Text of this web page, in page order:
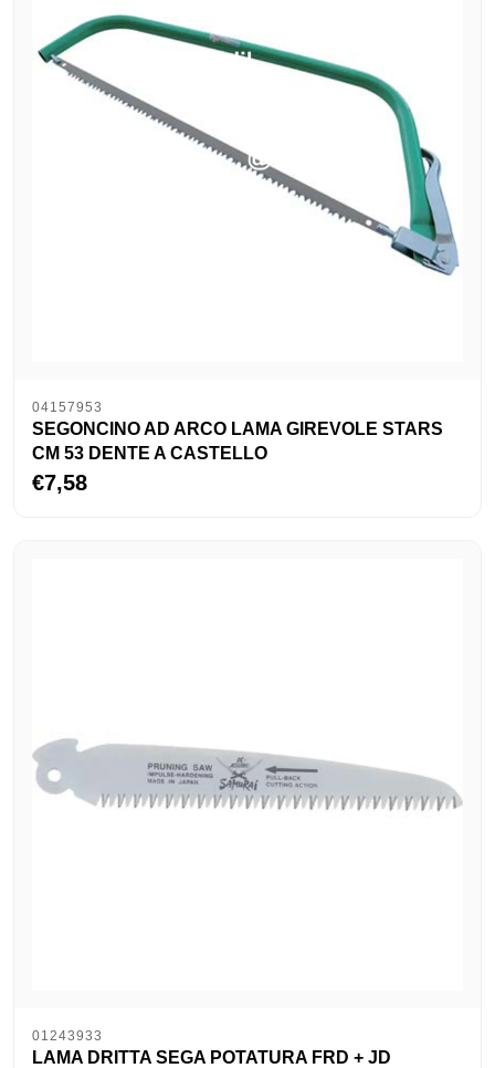
04157953
SEGONCINO AD ARCO LAMA GIREVOLE STARS
CM 53 DENTE A CASTELLO
€7,58
01243933
LAMA DRITTA SEGA POTATURA FRD + JD